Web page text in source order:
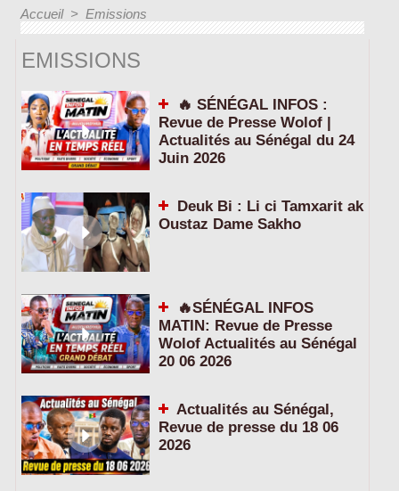
Accueil > Emissions
EMISSIONS
🔥 SÉNÉGAL INFOS :
Revue de Presse Wolof |
Actualités au Sénégal du 24
Juin 2026
Deuk Bi : Li ci Tamxarit ak
Oustaz Dame Sakho
🔥SÉNÉGAL INFOS
MATIN: Revue de Presse
Wolof Actualités au Sénégal
20 06 2026
Actualités au Sénégal,
Revue de presse du 18 06
2026